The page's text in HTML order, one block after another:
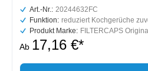
Art.-Nr.: 20244632FC
Funktion: reduziert Kochgerüche
Produkt Marke: FILTERCAPS Original
Ab 17,16 €*